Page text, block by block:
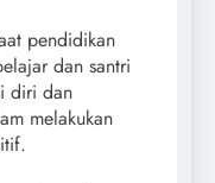
pendidikan
dan santri
diri dan
melakukan